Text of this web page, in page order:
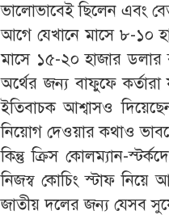
ভালোভাবেই ছিলেন এবং
আগে যেখানে মাসে ৮-১০
মাসে ১৫-২০ হাজার ডলার
অর্থের জন্য বাফুফে
ইতিবাচক আশ্বাসও
নিয়োগ দেওয়ার কথাও
কিন্তু ক্রিস কোলম্যান-
নিজস্ব কোচিং স্টাফ
জাতীয় দলের জন্য যেসব